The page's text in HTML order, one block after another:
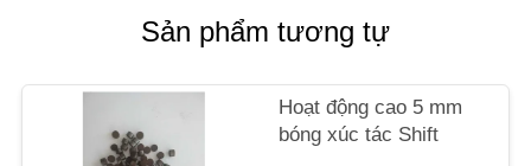
TÔI
Sản phẩm tương tự
Hoạt động cao 5 mm
bóng xúc tác Shift